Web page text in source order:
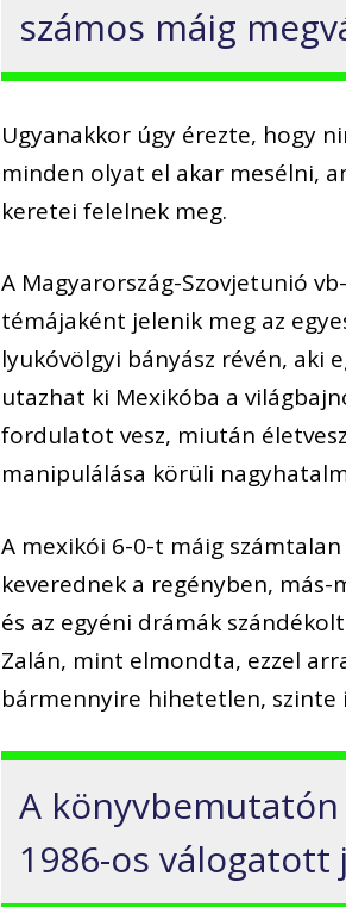
számos máig
Ugyanakkor úgy érezte, hogy
minden olyat el akar mesélni,
keretei felelnek meg.
A Magyarország-Szovjetunió
témájaként jelenik meg az
lyukóvölgyi bányász révén, aki
utazhat ki Mexikóba a
fordulatot vesz, miután
manipulálása körüli
A mexikói 6-0-t máig
keverednek a regényben,
és az egyéni drámák
Zalán, mint elmondta, ezzel
bármennyire hihetetlen, szinte
A
1986-os válogatott